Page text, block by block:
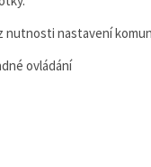
nutnosti nastavení
ovládání